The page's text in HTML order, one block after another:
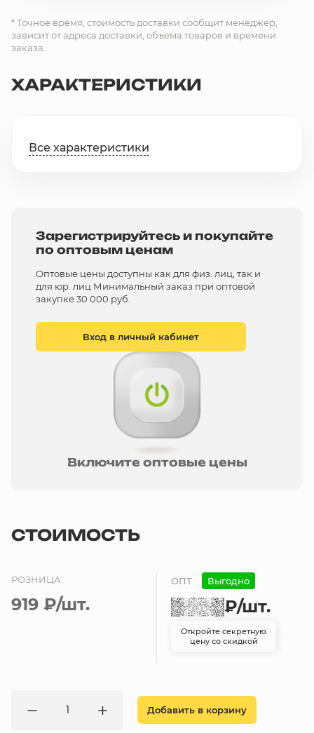
* Точное время, стоимость доставки сообщит менеджер,
зависит от адреса доставки, объема товаров и времени
заказа.
ХАРАКТЕРИСТИКИ
Все характеристики
Зарегистрируйтесь и покупайте
по оптовым ценам
Оптовые цены доступны как для физ. лиц, так и
для юр. лиц Минимальный заказ при оптовой
закупке 30 000 руб.
Вход в личный кабинет
Включите оптовые цены
СТОИМОСТЬ
РОЗНИЦА
919 ₽/шт.
ОПТ Выгодно
₽/шт.
Откройте секретную
цену со скидкой
Добавить в корзину